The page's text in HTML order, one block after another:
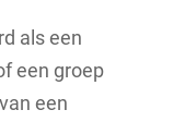
als een
een groep
een